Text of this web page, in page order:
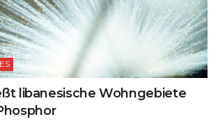
libanesische Wohngebiete